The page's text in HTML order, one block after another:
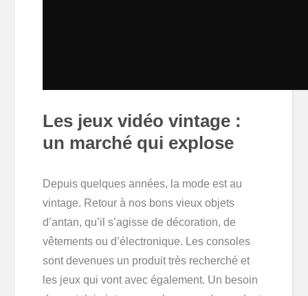
Les jeux vidéo vintage :
un marché qui explose
Depuis quelques années, la mode est au
vintage. Retour à nos bons vieux objets
d’antan, qu’il s’agisse de décoration, de
vêtements ou d’électronique. Les consoles
sont devenues un produit très recherché et
les jeux qui vont avec également. Un besoin